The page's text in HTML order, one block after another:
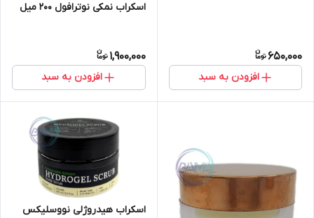
650,000
افزودن به سبد
اسکراب نمکی نوترافول 200 میل
1,900,000
افزودن به سبد
اسکراب هیدروژلی نووسلیکس